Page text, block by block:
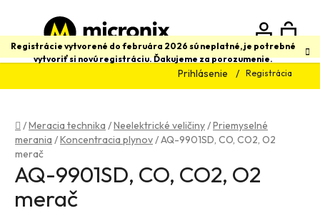
obsah
Registrácie vytvorené do februára 2026 sú neplatné, je potrebné
vytvoriť si novú registráciu. Ďakujeme za porozumenie.
Prihlásenie Registrácia
Hľadať
Domov
/Meracia technika /Neelektrické veličiny/Priemyselné
merania /Koncentracia plynov/AQ-9901SD, CO, CO2, O2
merač
AQ-9901SD, CO, CO2, O2
merač